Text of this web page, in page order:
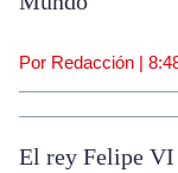
Por Redacción |
El rey Felipe VI